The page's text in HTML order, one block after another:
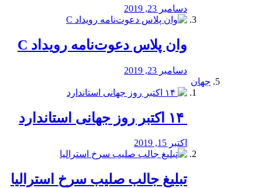
دسامبر 23, 2019
وان پلاس دعوت‌نامه رویداد C
دسامبر 23, 2019
جهان
اکتبر 15, 2019
تبلیغ جالب صلیب سرخ استرالیا